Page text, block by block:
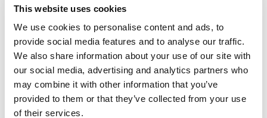
This website uses cookies
We use cookies to personalise content and ads, to
provide social media features and to analyse our traffic.
We also share information about your use of our site with
our social media, advertising and analytics partners who
may combine it with other information that you’ve
provided to them or that they’ve collected from your use
of their services.
Il nuovo paradigma automobilistico non può
essere semplicemente sovrapposto anche alla più
recente architettura auto-elettronica. Perché?
Perché sotto il cofano di una nuova auto al giorno
d’oggi ci sono circa 150 unità elettroniche
sviluppate da diversi produttori in tempi diversi e
secondo standard diversi, il tutto senza tener